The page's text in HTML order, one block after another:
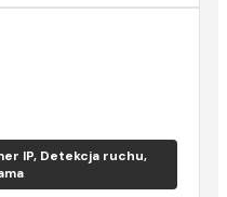
IP, Detekcja ruchu,